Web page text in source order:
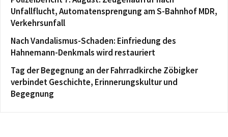
Unfallflucht, Automatensprengung am S-Bahnhof MDR,
Verkehrsunfall
Nach Vandalismus-Schaden: Einfriedung des
Hahnemann-Denkmals wird restauriert
Tag der Begegnung an der Fahrradkirche Zöbigker
verbindet Geschichte, Erinnerungskultur und
Begegnung